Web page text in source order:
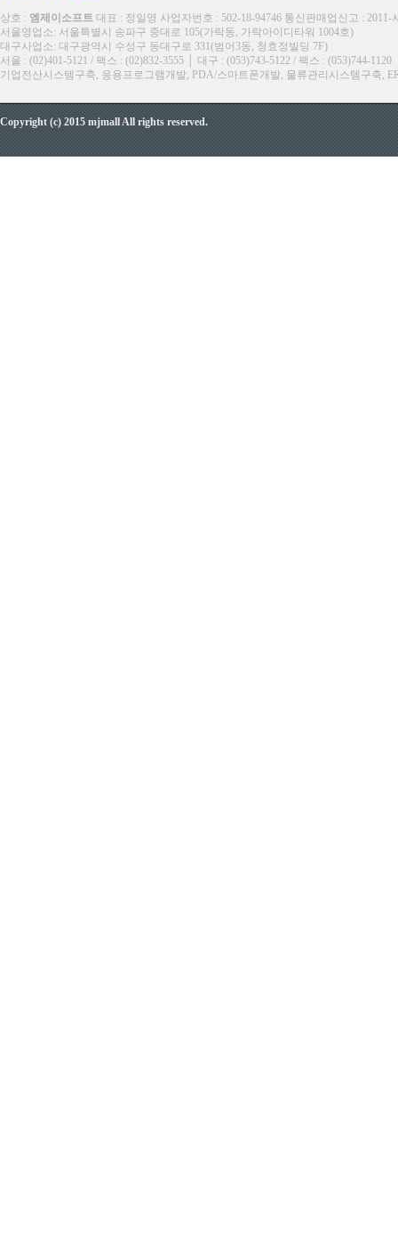
상호 : 엠제이소프트 대표 : 정일영 사업자번호 : 502-18-94746 통신판매업신고 : 2011-
서울영업소: 서울특별시 송파구 중대로 105(가락동, 가락아이디타워 1004호)
대구사업소: 대구광역시 수성구 동대구로 331(범어3동, 청효정빌딩 7F)
서울 : (02)401-5121 / 팩스 : (02)832-3555 │ 대구 : (053)743-5122 / 팩스 : (053)744-1120
기업전산시스템구축, 응용프로그램개발, PDA/스마트폰개발, 물류관리시스템구축,
Copyright (c) 2015 mjmall All rights reserved.